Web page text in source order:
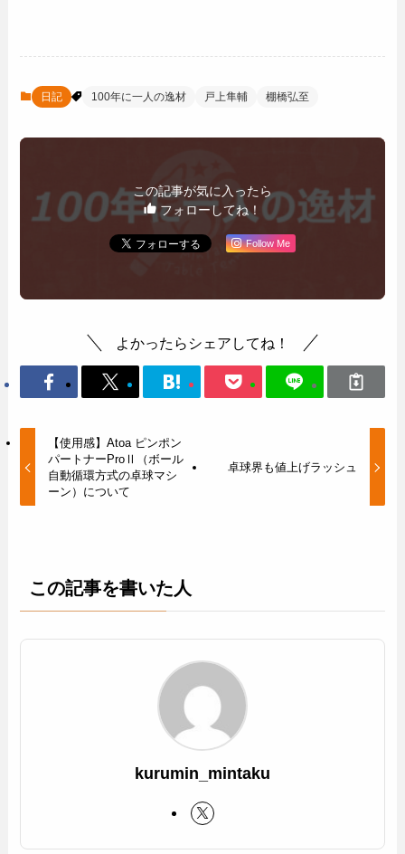
日記 100年に一人の逸材 戸上隼輔 棚橋弘至
この記事が気に入ったら
フォローしてね！
Follow Me
よかったらシェアしてね！
【使用感】Atoa ピンポン
パートナーProⅡ（ボール
自動循環方式の卓球マシ
ーン）について
卓球界も値上げラッシュ
この記事を書いた人
kurumin_mintaku